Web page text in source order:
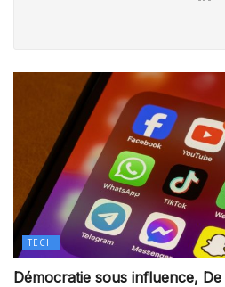
TECH
Démocratie sous influence,